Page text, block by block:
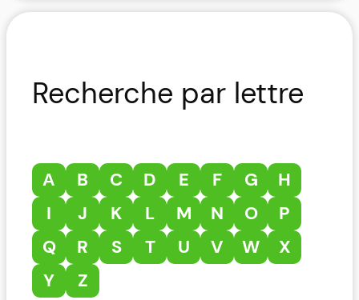
Recherche par lettre
A B C D E F G
H
I
J K L M N O
P
Q
R S T U V W
X
Y
Z